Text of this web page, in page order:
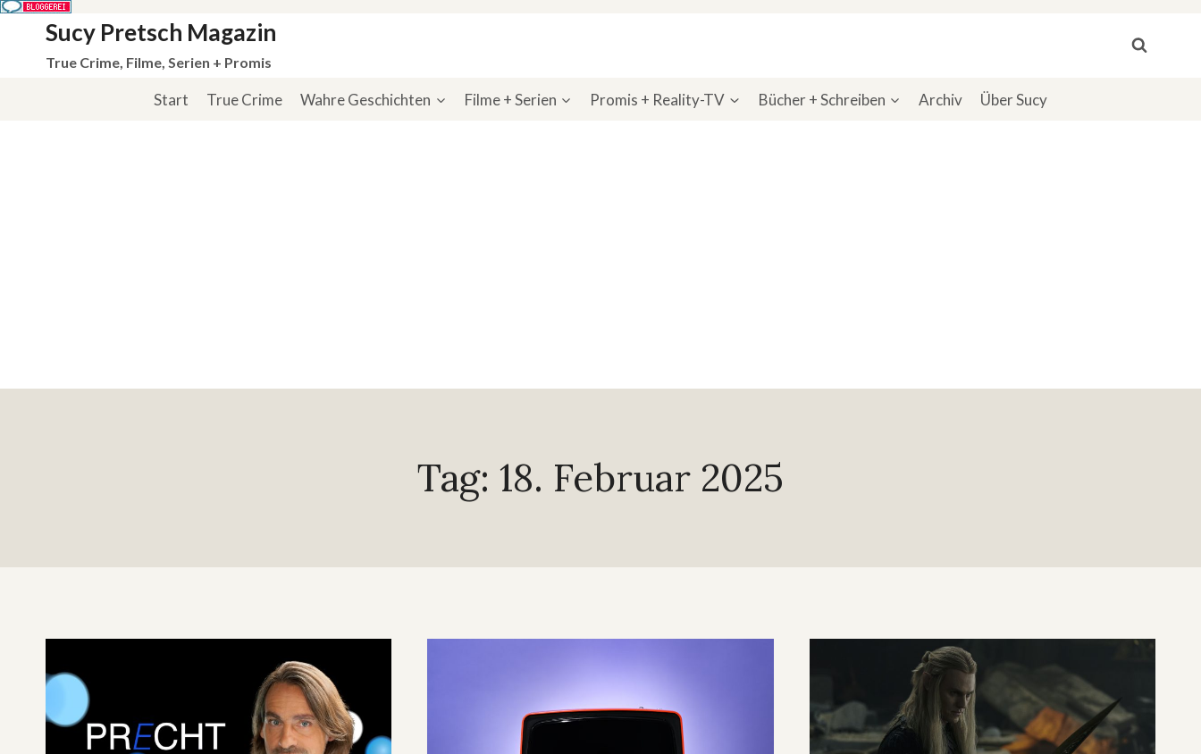
springen
Sucy Pretsch Magazin
True Crime, Filme, Serien + Promis
Start True Crime Wahre Geschichten Filme + Serien Promis + Reality-TV Bücher + Schreiben Archiv Über Sucy
Tag: 18. Februar 2025